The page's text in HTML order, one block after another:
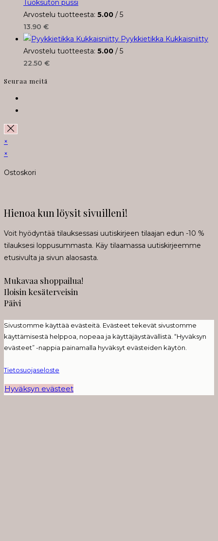
Tuoksuton pussi
Arvostelu tuotteesta: 5.00 / 5
13.90 €
Pyykkietikka Kukkaisniitty
Arvostelu tuotteesta: 5.00 / 5
22.50 €
Seuraa meitä
×
×
Ostoskori
Hienoa kun löysit sivuilleni!
Voit hyödyntää tilauksessasi uutiskirjeen tilaajan edun -10 %
tilauksesi loppusummasta. Käy tilaamassa uutiskirjeemme
etusivulta ja sivun alaosasta.
Mukavaa shoppailua!
Iloisin kesäterveisin
Päivi
Sivustomme käyttää evästeitä. Evästeet tekevät sivustomme
käyttämisestä helppoa, nopeaa ja käyttäjäystävällistä. “Hyväksyn
evästeet” -nappia painamalla hyväksyt evästeiden käytön.
Tietosuojaseloste
Hyväksyn evästeet